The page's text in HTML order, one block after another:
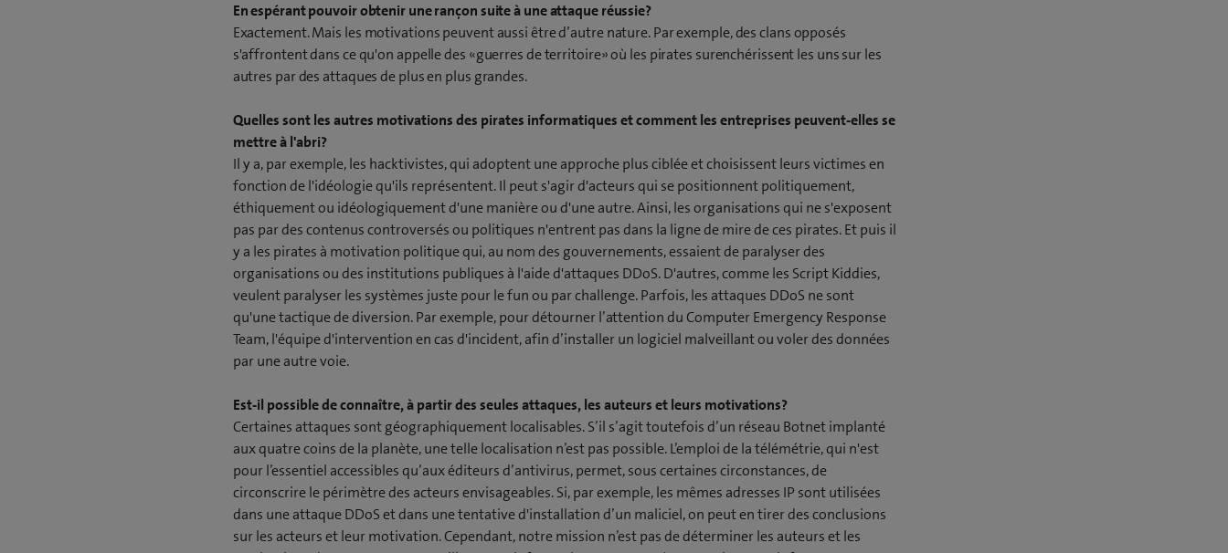
ê
t
r
e
En espérant pouvoir obtenir une rançon suite à une attaque réussie?
Exactement. Mais les motivations peuvent aussi être d’autre nature. Par exemple, des clans opposés
s'affrontent dans ce qu'on appelle des «guerres de territoire» où les pirates surenchérissent les uns sur les
autres par des attaques de plus en plus grandes.
Quelles sont les autres motivations des pirates informatiques et comment les entreprises peuvent-elles se
mettre à l'abri?
Il y a, par exemple, les hacktivistes, qui adoptent une approche plus ciblée et choisissent leurs victimes en
fonction de l'idéologie qu'ils représentent. Il peut s'agir d'acteurs qui se positionnent politiquement,
éthiquement ou idéologiquement d'une manière ou d'une autre. Ainsi, les organisations qui ne s'exposent
pas par des contenus controversés ou politiques n'entrent pas dans la ligne de mire de ces pirates. Et puis il
y a les pirates à motivation politique qui, au nom des gouvernements, essaient de paralyser des
organisations ou des institutions publiques à l'aide d'attaques DDoS. D'autres, comme les Script Kiddies,
veulent paralyser les systèmes juste pour le fun ou par challenge. Parfois, les attaques DDoS ne sont
qu'une tactique de diversion. Par exemple, pour détourner l’attention du Computer Emergency Response
Team, l'équipe d'intervention en cas d'incident, afin d’installer un logiciel malveillant ou voler des données
par une autre voie.
Est-il possible de connaître, à partir des seules attaques, les auteurs et leurs motivations?
Certaines attaques sont géographiquement localisables. S’il s’agit toutefois d’un réseau Botnet implanté
aux quatre coins de la planète, une telle localisation n’est pas possible. L’emploi de la télémétrie, qui n'est
pour l’essentiel accessibles qu’aux éditeurs d’antivirus, permet, sous certaines circonstances, de
circonscrire le périmètre des acteurs envisageables. Si, par exemple, les mêmes adresses IP sont utilisées
dans une attaque DDoS et dans une tentative d'installation d’un maliciel, on peut en tirer des conclusions
sur les acteurs et leur motivation. Cependant, notre mission n’est pas de déterminer les auteurs et les